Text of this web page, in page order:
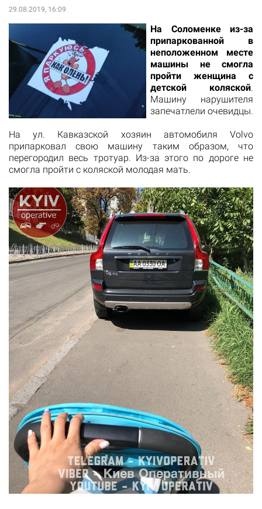
29.08.2019, 16:09
На Соломенке из-за
припаркованной в
неположенном месте
машины не смогла
пройти женщина с
детской коляской.
Машину нарушителя
запечатлели очевидцы.
На ул. Кавказской хозяин автомобиля Volvo
припарковал свою машину таким образом, что
перегородил весь тротуар. Из-за этого по дороге не
смогла пройти с коляской молодая мать.